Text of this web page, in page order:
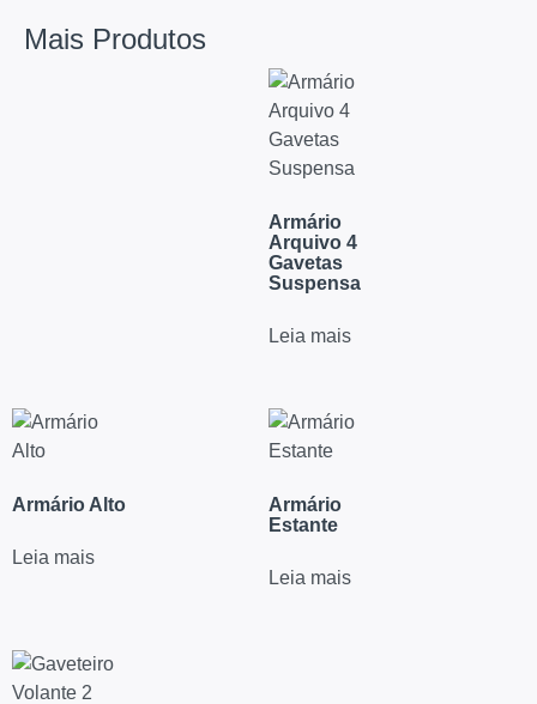
Mais Produtos
Armário
Arquivo 4
Gavetas
Suspensa
Leia mais
Armário Alto
Leia mais
Armário
Estante
Leia mais